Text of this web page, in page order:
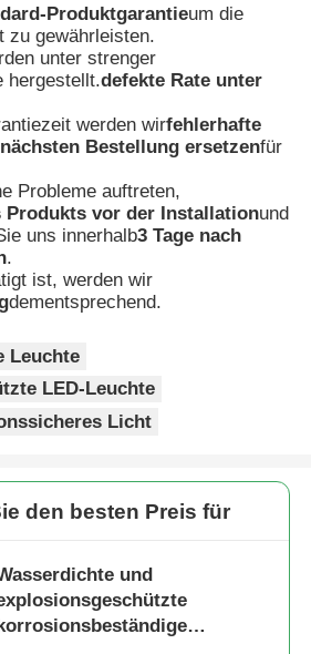
Produktgarantieum die
zu gewährleisten.
unter strenger
hergestellt.defekte Rate unter
werden wirfehlerhafte
Bestellung ersetzenfür
Probleme auftreten,
Produkts vor der Installationund
uns innerhalb3 Tage nach
.
ist, werden wir
dementsprechend.
Leuchte
LED-Leuchte
Licht
den besten Preis für
und
korrosionsbeständige